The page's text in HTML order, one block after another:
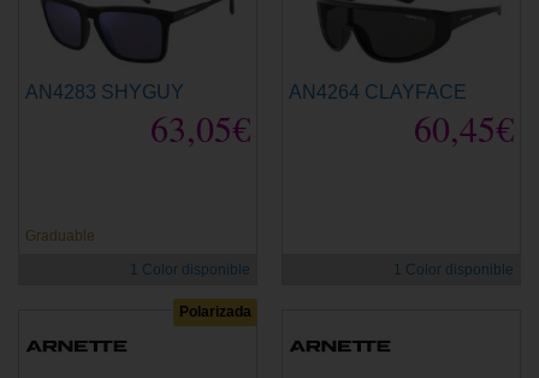
AN4283 SHYGUY
63,05€
Graduable
1 Color disponible
AN4264 CLAYFACE
60,45€
1 Color disponible
Polarizada